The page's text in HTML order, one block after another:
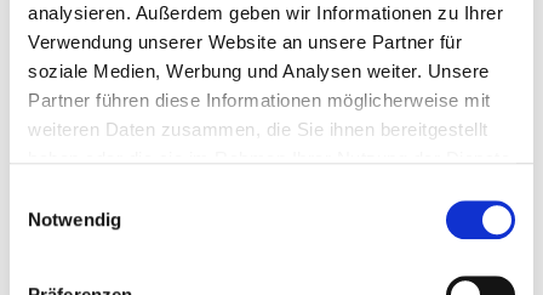
analysieren. Außerdem geben wir Informationen zu Ihrer
Verwendung unserer Website an unsere Partner für
soziale Medien, Werbung und Analysen weiter. Unsere
Partner führen diese Informationen möglicherweise mit
weiteren Daten zusammen, die Sie ihnen bereitgestellt
Notwendig